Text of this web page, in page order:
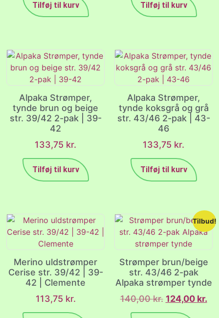
Tilføj til kurv Tilføj til kurv
Alpaka Strømper,
tynde brun og beige
str. 39/42 2-pak | 39-
42
133,75 kr.
Tilføj til kurv
Alpaka Strømper,
tynde koksgrå og grå
str. 43/46 2-pak | 43-
46
133,75 kr.
Tilføj til kurv
Merino uldstrømper
Cerise str. 39/42 | 39-
42 | Clemente
113,75 kr.
Tilbud!
Strømper brun/beige
str. 43/46 2-pak
Alpaka strømper tynde
140,00kr. 124,00 kr.